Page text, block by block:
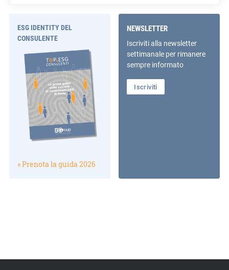
ESG IDENTITY DEL
CONSULENTE
» Prenota la guida 2026
NEWSLETTER
Iscriviti alla newsletter
settimanale per rimanere
sempre informato
Iscriviti